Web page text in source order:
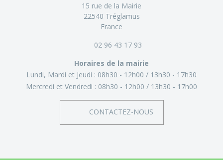
15 rue de la Mairie
22540 Tréglamus
France
02 96 43 17 93
Horaires de la mairie
Lundi, Mardi et Jeudi : 08h30 - 12h00
13h30 - 17h30
Mercredi et Vendredi : 08h30 - 12h00 13h30 - 17h00
CONTACTEZ-NOUS